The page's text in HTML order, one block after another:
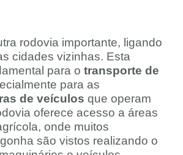
rodovia importante, ligando
cidades vizinhas. Esta
para o transporte de
para as
de veículos que operam
oferece acesso a áreas
onde muitos
são vistos realizando o